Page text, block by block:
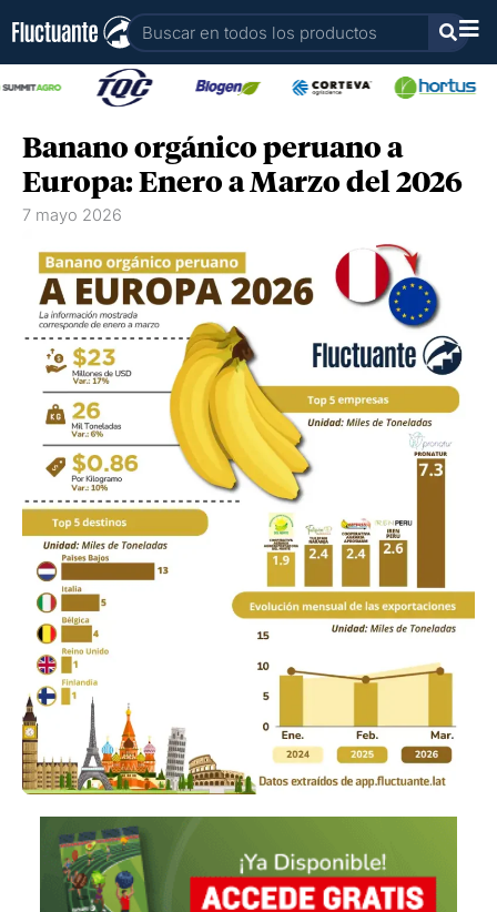
contenido
Buscar
Banano orgánico peruano a
Europa: Enero a Marzo del 2026
7 mayo 2026